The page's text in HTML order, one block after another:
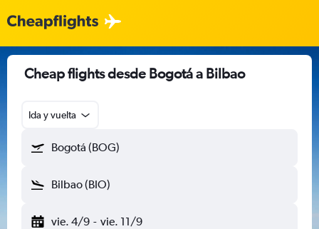
Cheap flights desde Bogotá a Bilbao
Ida y vuelta
Bogotá (BOG)
Bilbao (BIO)
vie. 4/9 - vie. 11/9